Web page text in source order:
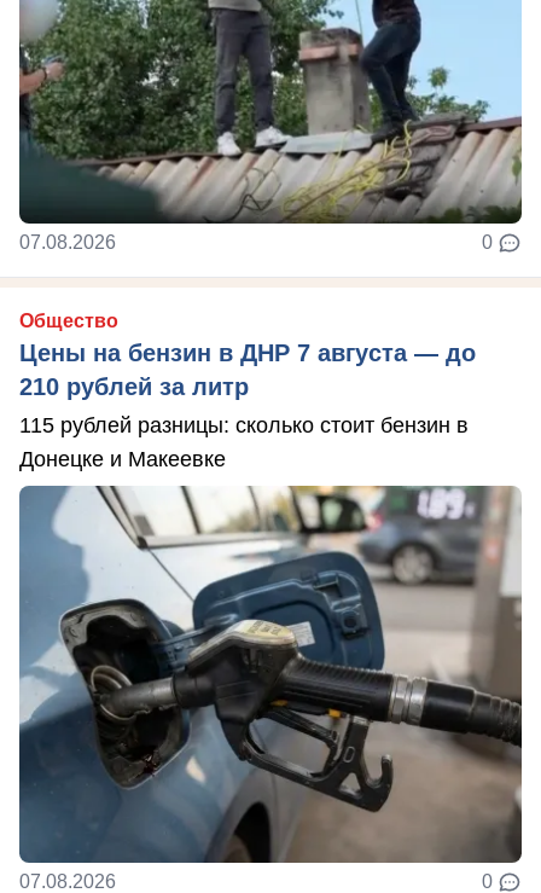
07.08.2026 0
Общество
Цены на бензин в ДНР 7 августа — до
210 рублей за литр
115 рублей разницы: сколько стоит бензин в
Донецке и Макеевке
07.08.2026 0